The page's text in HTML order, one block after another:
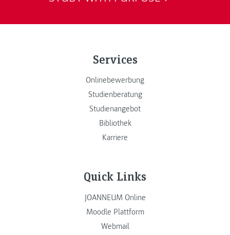
Services
Onlinebewerbung
Studienberatung
Studienangebot
Bibliothek
Karriere
Quick Links
JOANNEUM Online
Moodle Plattform
Webmail